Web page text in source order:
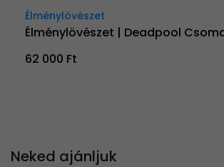
Élménylövészet
Élménylövészet | Deadpool
62 000 Ft
Neked ajánljuk